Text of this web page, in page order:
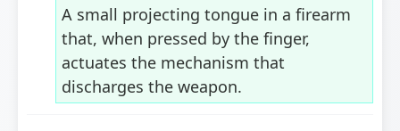
A small projecting tongue in a firearm
that, when pressed by the finger,
actuates the mechanism that
discharges the weapon.